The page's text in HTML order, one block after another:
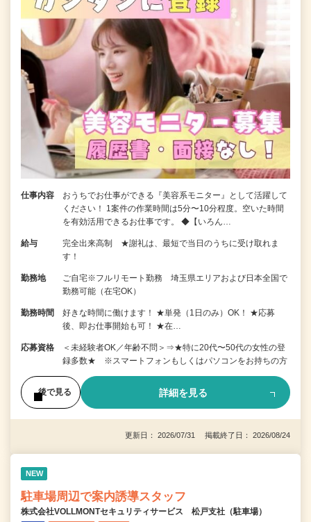
仕事内容
おうちでお仕事ができる『美容系モニター』として活躍して
ください！ 1案件の作業時間は5分〜10分程度。空いた時間
を有効活用できるお仕事です。 ◆【いろん…
給与
完全出来高制 ★謝礼は、最短で当日のうちに受け取れま
す！
勤務地
ご自宅※フルリモート勤務 埼玉県エリアおよび日本全国で
勤務可能（在宅OK）
勤務時間
好きな時間に働けます！ ★単発（1日のみ）OK！ ★応募
後、即お仕事開始も可！ ★在…
応募資格
＜未経験者OK／年齢不問＞⇒★特に20代〜50代の女性の登
録多数★ ※スマートフォンもしくはパソコンをお持ちの方
後で見る 詳細を見る
更新日： 2026/07/31 掲載終了日： 2026/08/24
NEW
駐車場周辺で案内誘導スタッフ
株式会社VOLLMONTセキュリティサービス 松戸支社（駐車場）